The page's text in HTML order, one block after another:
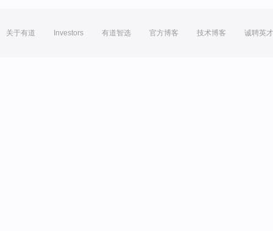
关于有道 Investors 有道智选 官方博客 技术博客 诚聘英才